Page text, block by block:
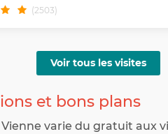
(2503)
Voir tous les visites
et bons plans
varie du gratuit aux